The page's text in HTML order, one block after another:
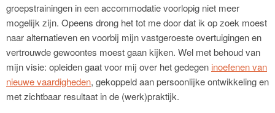
groepstrainingen in een accommodatie voorlopig niet meer
mogelijk zijn. Opeens drong het tot me door dat ik op zoek moest
naar alternatieven en voorbij mijn vastgeroeste overtuigingen en
vertrouwde gewoontes moest gaan kijken. Wel met behoud van
mijn visie: opleiden gaat voor mij over het gedegen inoefenen van
nieuwe vaardigheden, gekoppeld aan persoonlijke ontwikkeling en
met zichtbaar resultaat in de (werk)praktijk.